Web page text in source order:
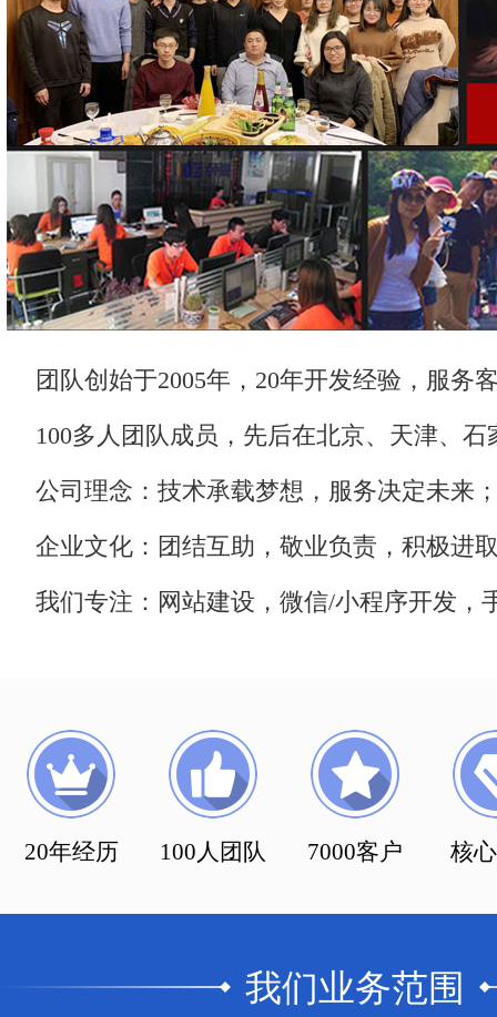
团队创始于2005年，20年开发经验，服务
100多人团队成员，先后在北京、天津、
公司理念：技术承载梦想，服务决定未来
企业文化：团结互助，敬业负责，积极进
我们专注：网站建设，微信/小程序开发，
20年经历 100人团队 7000客户 核
我们业务范围